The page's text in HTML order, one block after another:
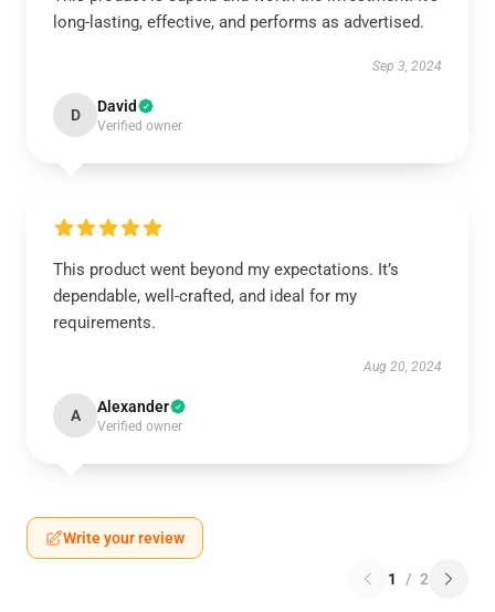
long-lasting, effective, and performs as advertised.
Sep 3, 2024
D David
Verified owner
This product went beyond my expectations. It’s
dependable, well-crafted, and ideal for my
requirements.
Aug 20, 2024
A Alexander
Verified owner
Write your review
1 / 2